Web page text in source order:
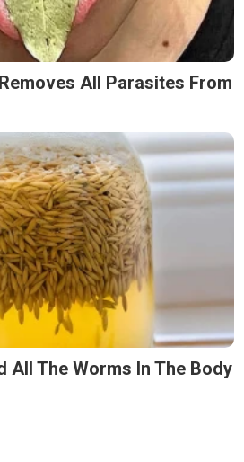
All Parasites From
All The Worms In The Body